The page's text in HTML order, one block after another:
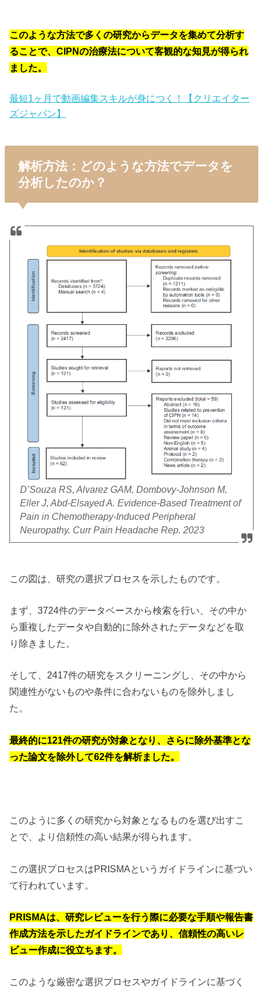
このような方法で多くの研究からデータを集めて分析す
ることで、CIPNの治療法について客観的な知見が得られ
ました。
最短1ヶ月で動画編集スキルが身につく！【クリエイター
ズジャパン】
解析方法：どのような方法でデータを
分析したのか？
D’Souza RS, Alvarez GAM, Dombovy-Johnson M,
Eller J, Abd-Elsayed A. Evidence-Based Treatment of
Pain in Chemotherapy-Induced Peripheral
Neuropathy. Curr Pain Headache Rep. 2023
この図は、研究の選択プロセスを示したものです。
まず、3724件のデータベースから検索を行い、その中か
ら重複したデータや自動的に除外されたデータなどを取
り除きました。
そして、2417件の研究をスクリーニングし、その中から
関連性がないものや条件に合わないものを除外しまし
た。
最終的に121件の研究が対象となり、さらに除外基準とな
った論文を除外して62件を解析ました。
このように多くの研究から対象となるものを選び出すこ
とで、より信頼性の高い結果が得られます。
この選択プロセスはPRISMAというガイドラインに基づい
て行われています。
PRISMAは、研究レビューを行う際に必要な手順や報告書
作成方法を示したガイドラインであり、信頼性の高いレ
ビュー作成に役立ちます。
このような厳密な選択プロセスやガイドラインに基づく